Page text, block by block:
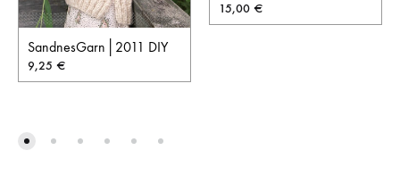
SandnesGarn│2011 DIY
9,25 €
15,00 €